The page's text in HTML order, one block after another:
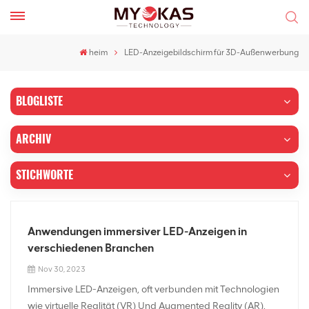
heim LED-Anzeigebildschirm für 3D-Außenwerbung
BLOGLISTE
ARCHIV
STICHWORTE
Anwendungen immersiver LED-Anzeigen in
verschiedenen Branchen
Nov 30, 2023
Immersive LED-Anzeigen, oft verbunden mit Technologien
wie virtuelle Realität (VR) Und Augmented Reality (AR),